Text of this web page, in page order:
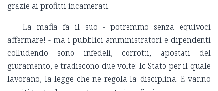
grazie ai profitti incamerati.
La mafia fa il suo - potremmo senza equivoci
affermare! - ma i pubblici amministratori e dipendenti
colludendo sono infedeli, corrotti, apostati del
giuramento, e tradiscono due volte: lo Stato per il quale
lavorano, la legge che ne regola la disciplina. E vanno